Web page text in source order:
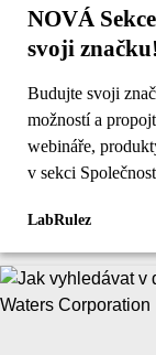
NOVÁ
svoji
Budujte svoji
možností a
webináře,
v sekci
LabRulez